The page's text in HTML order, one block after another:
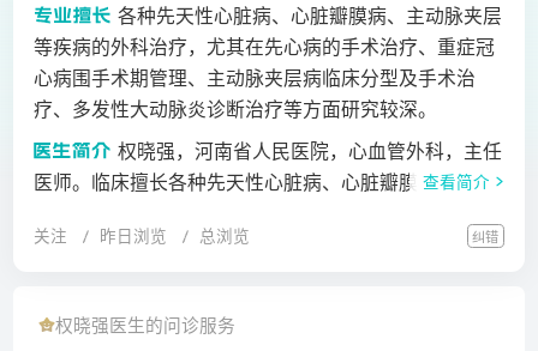
各种先天性心脏病、心脏瓣膜病、主动脉夹层
等疾病的外科治疗，尤其在先心病的手术治疗、重症冠
心病围手术期管理、主动脉夹层病临床分型及手术治
疗、多发性大动脉炎诊断治疗等方面研究较深。
权晓强，河南省人民医院，心血管外科，主任
医师。临床擅长各种先天性心脏病、心脏瓣膜病、主动
重症冠心病围手术期管理、主动脉夹层病临床分型及手
查看简介
关注 昨日浏览 总浏览 纠错
权晓强医生的问诊服务